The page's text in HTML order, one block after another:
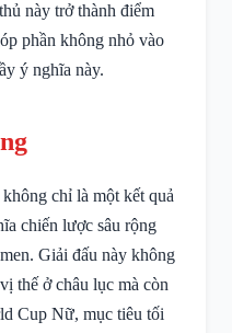
này trở thành điểm
phần không nhỏ vào
ý nghĩa này.
chỉ là một kết quả
chiến lược sâu rộng
Giải đấu này không
thế ở châu lục mà còn
Cup Nữ, mục tiêu tối